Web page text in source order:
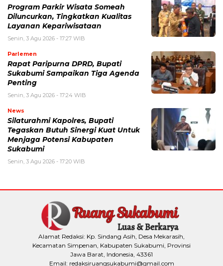
Program Parkir Wisata Someah
Diluncurkan, Tingkatkan Kualitas
Layanan Kepariwisataan
Senin, 3 Agu 2026 - 17:27 WIB
Parlemen
Rapat Paripurna DPRD, Bupati
Sukabumi Sampaikan Tiga Agenda
Penting
Senin, 3 Agu 2026 - 17:24 WIB
News
Silaturahmi Kapolres, Bupati
Tegaskan Butuh Sinergi Kuat Untuk
Menjaga Potensi Kabupaten
Sukabumi
Senin, 3 Agu 2026 - 17:20 WIB
Alamat Redaksi: Kp. Sindang Asih, Desa Mekarasih,
Kecamatan Simpenan, Kabupaten Sukabumi, Provinsi
Jawa Barat, Indonesia, 43361
Email: redaksiruangsukabumi@gmail.com